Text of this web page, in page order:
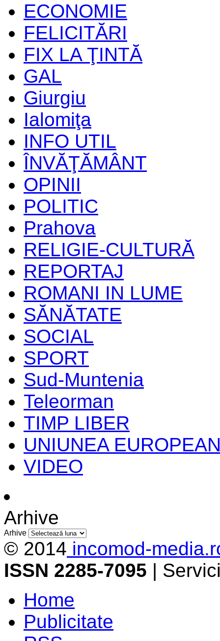
ECONOMIE
FELICITĂRI
FIX LA ŢINTĂ
GAL
Giurgiu
Ialomiţa
INFO UTIL
ÎNVĂŢĂMÂNT
OPINII
POLITIC
Prahova
RELIGIE-CULTURĂ
REPORTAJ
ROMANI IN LUME
SĂNĂTATE
SOCIAL
SPORT
Sud-Muntenia
Teleorman
TIMP LIBER
UNIUNEA
VIDEO
Arhive
Arhive
© 2014 incomod-
ISSN 2285-7095 |
Home
Publicitate